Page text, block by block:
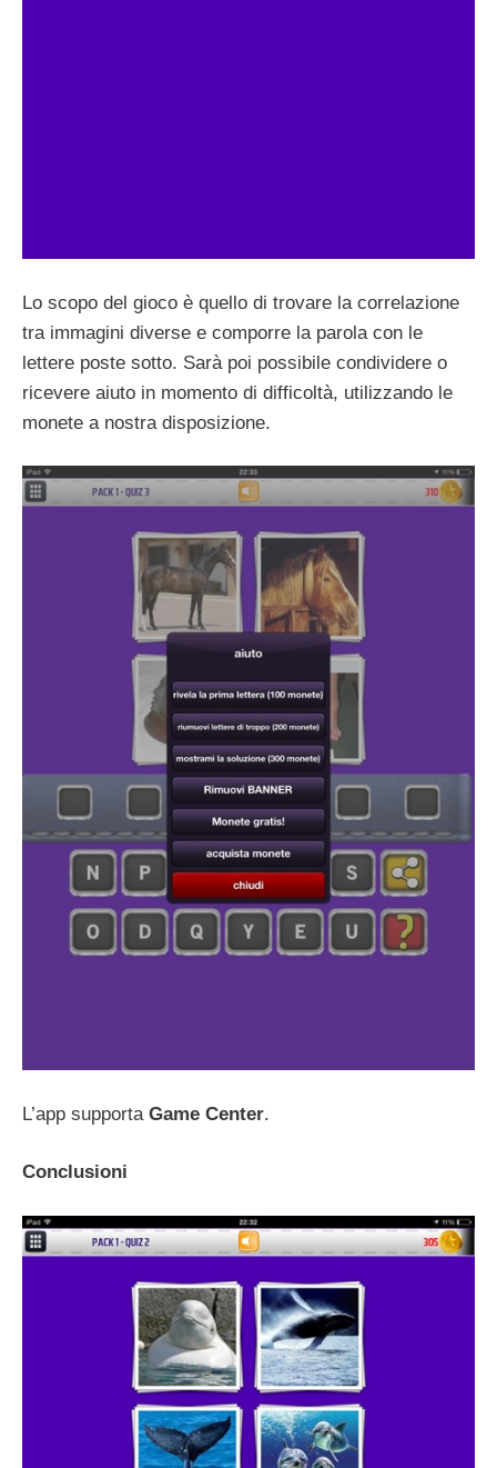
Lo scopo del gioco è quello di trovare la correlazione
tra immagini diverse e comporre la parola con le
lettere poste sotto. Sarà poi possibile condividere o
ricevere aiuto in momento di difficoltà, utilizzando le
monete a nostra disposizione.
L’app supporta Game Center.
Conclusioni